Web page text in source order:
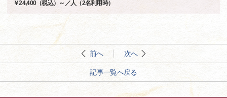
￥24,400（税込）～／人（2名利用時）
前へ 次へ
記事一覧へ戻る